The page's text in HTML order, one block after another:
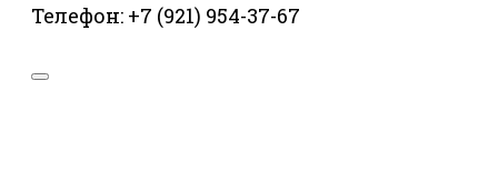
Телефон: +7 (921) 954-37-67